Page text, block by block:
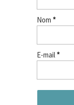
Nom *
E-mail *